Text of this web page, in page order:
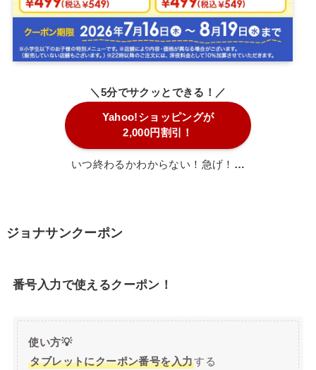
＼5分でサクッとできる！／
Yahoo!ショッピングが
2,000円割引！
いつ終わるかわからない！急げ！ …
ジョナサンクーポン
番号入力で使えるクーポン！
使い方💡
タブレットにクーポン番号を入力する